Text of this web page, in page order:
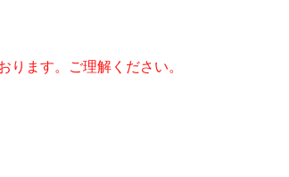
ます。ご理解ください。